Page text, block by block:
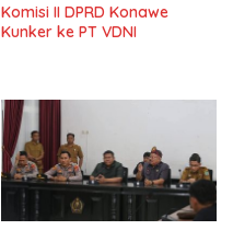
Komisi II DPRD Konawe
Kunker ke PT VDNI